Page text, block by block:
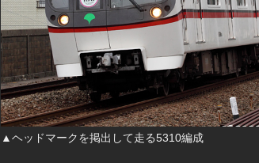
▲ヘッドマークを掲出して走る5310編成